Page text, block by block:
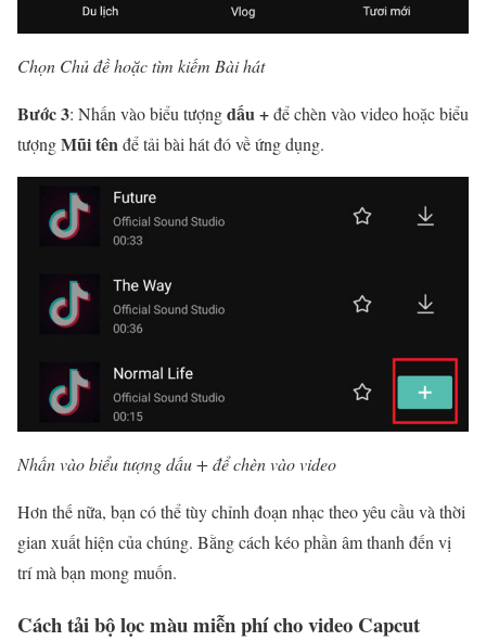
Chọn Chủ đề hoặc tìm kiếm Bài hát
Bước 3: Nhấn vào biểu tượngdấu +để chèn vào video hoặc biểu
tượngMũi tênđể tải bài hát đó về ứng dụng.
Nhấn vào biểu tượng dấu + để chèn vào video
Hơn thế nữa, bạn có thể tùy chỉnh đoạn nhạc theo yêu cầu và thời
gian xuất hiện của chúng. Bằng cách kéo phần âm thanh đến vị
trí mà bạn mong muốn.
Cách tải bộ lọc màu miễn phí cho video Capcut